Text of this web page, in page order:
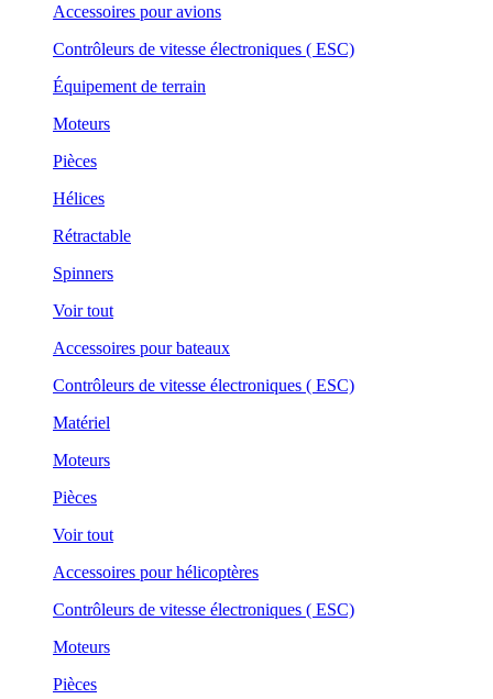
Accessoires pour avions
Contrôleurs de vitesse électroniques ( ESC)
Équipement de terrain
Moteurs
Pièces
Hélices
Rétractable
Spinners
Voir tout
Accessoires pour bateaux
Contrôleurs de vitesse électroniques ( ESC)
Matériel
Moteurs
Pièces
Voir tout
Accessoires pour hélicoptères
Contrôleurs de vitesse électroniques ( ESC)
Moteurs
Pièces